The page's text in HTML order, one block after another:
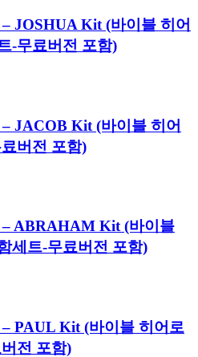
JOSHUA Kit (바이블 히어
-무료버전 포함)
JACOB Kit (바이블 히어
버전 포함)
ABRAHAM Kit (바이블
세트-무료버전 포함)
PAUL Kit (바이블 히어로
전 포함)